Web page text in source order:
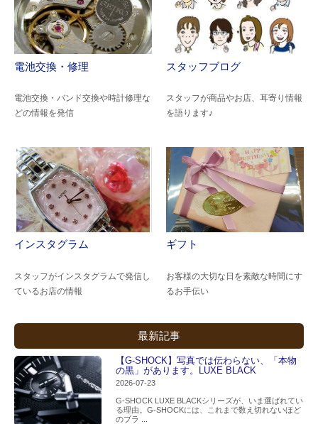
電池交換・修理
電池交換・バンド交換や時計修理な
どの情報を発信
スタッフブログ
スタッフが商品やお店、耳寄り情報
を語ります♪
インスタグラム
スタッフがインスタグラムで発信し
ているお店の情報
ギフト
お客様の大切な日を素敵な時間にす
るお手伝い
最新記事
【G-SHOCK】写真では伝わらない、「本物
の黒」があります。LUXE BLACK
2026-07-23
G-SHOCK LUXE BLACKシリーズが、いま選ばれてい
る理由。G-SHOCKには、これまで数え切れないほど
のブラ ...